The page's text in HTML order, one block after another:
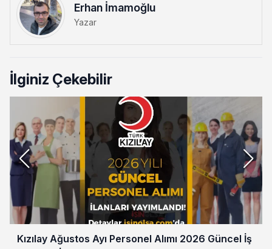
Erhan İmamoğlu
Yazar
İlginiz Çekebilir
Kızılay Ağustos Ayı Personel Alımı 2026 Güncel İş